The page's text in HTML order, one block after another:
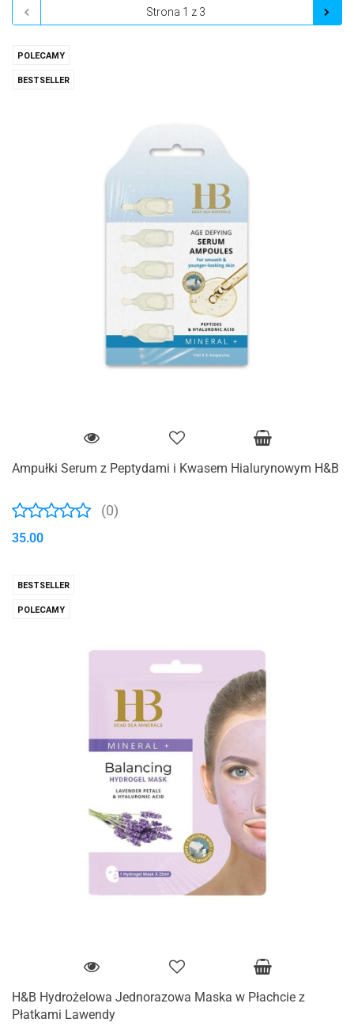
POLECAMY
BESTSELLER
Ampułki Serum z Peptydami i Kwasem Hialurynowym H&B
(0)
35.00
BESTSELLER
POLECAMY
H&B Hydrożelowa Jednorazowa Maska w Płachcie z
Płatkami Lawendy